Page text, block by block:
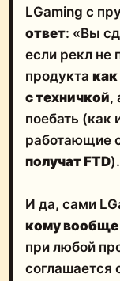
LGaming с
ответ: «Вы
если рекл не
продукта
с техничкой,
поебать (как
работающие
получат FTD).
И да, сами
кому вообще
при любой
соглашается